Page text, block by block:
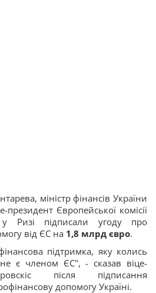
міністр фінансів України
президент Європейської комісії
у Ризі підписали угоду про
від ЄС на 1,8 млрд євро.
підтримка, яку колись
не є членом ЄС", - сказав віце-
після підписання
допомогу Україні.